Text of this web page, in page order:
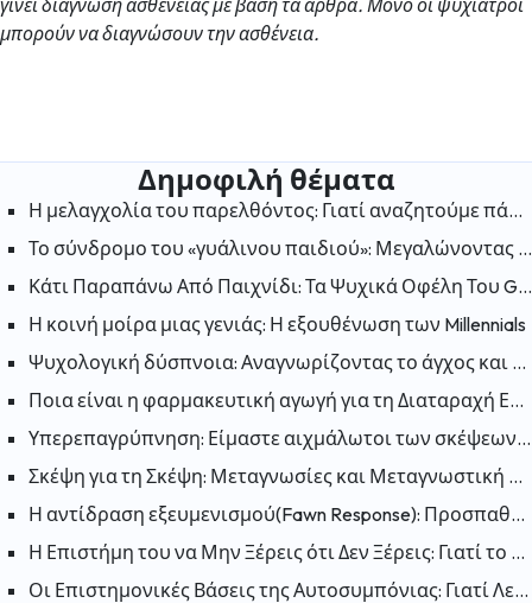
γίνει διάγνωση ασθένειας με βάση τα άρθρα. Μόνο οι ψυχίατροι
μπορούν να διαγνώσουν την ασθένεια.
Δημοφιλή θέματα
Η μελαγχολία του παρελθόντος: Γιατί αναζητούμε πάντα την ευτυχία στις «παλιές καλές μέρες»;
Το σύνδρομο του «γυάλινου παιδιού»: Μεγαλώνοντας στη σκιά ενός αδελφού με ειδικές ανάγκες
Κάτι Παραπάνω Από Παιχνίδι: Τα Ψυχικά Οφέλη Του Gaming
Η κοινή μοίρα μιας γενιάς: Η εξουθένωση των Millennials
Ψυχολογική δύσπνοια: Αναγνωρίζοντας το άγχος και την ανησυχία
Ποια είναι η φαρμακευτική αγωγή για τη Διαταραχή Ελλειμματικής Προσοχής και Υπερκινητικότητας (ΔΕΠΥ);
Υπερεπαγρύπνηση: Είμαστε αιχμάλωτοι των σκέψεων μας; Πως μπορούμε να «απελευθερωθούμε»;
Σκέψη για τη Σκέψη: Μεταγνωσίες και Μεταγνωστική Θεραπεία
Η αντίδραση εξευμενισμού(Fawn Response): Προσπαθώντας να κάνετε τον εαυτό σας συμπαθή για να μειώσετε τον κίνδυνο
Η Επιστήμη του να Μην Ξέρεις ότι Δεν Ξέρεις: Γιατί το Φαινόμενο Dunning-Kruger Είναι Παραπλανητικό;
Οι Επιστημονικές Βάσεις της Αυτοσυμπόνιας: Γιατί Λειτουργεί η Αυτοσυμπόνια;